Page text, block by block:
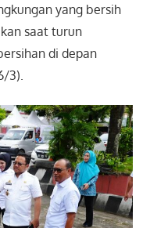
yang bersih
saat turun
di depan
3).